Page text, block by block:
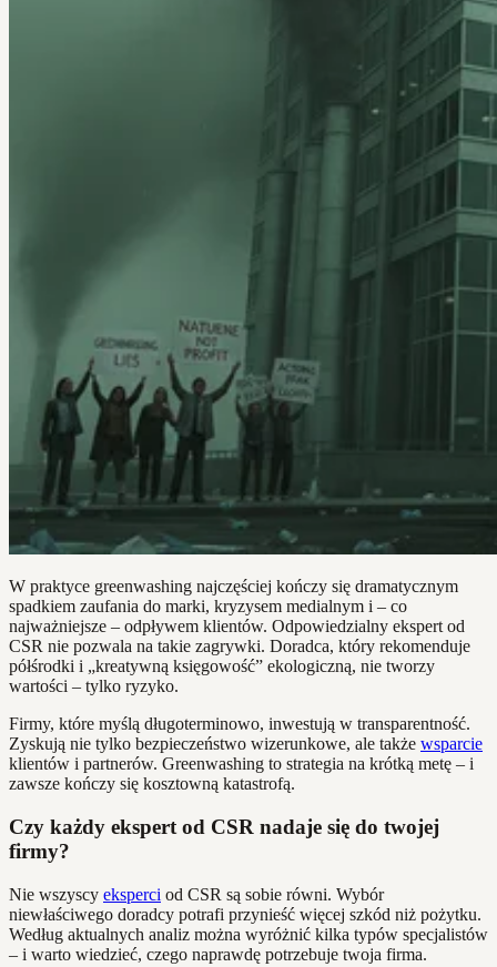
W praktyce greenwashing najczęściej kończy się dramatycznym
spadkiem zaufania do marki, kryzysem medialnym i – co
najważniejsze – odpływem klientów. Odpowiedzialny ekspert od
CSR nie pozwala na takie zagrywki. Doradca, który rekomenduje
półśrodki i „kreatywną księgowość” ekologiczną, nie tworzy
wartości – tylko ryzyko.
Firmy, które myślą długoterminowo, inwestują w transparentność.
Zyskują nie tylko bezpieczeństwo wizerunkowe, ale także wsparcie
klientów i partnerów. Greenwashing to strategia na krótką metę – i
zawsze kończy się kosztowną katastrofą.
Czy każdy ekspert od CSR nadaje się do twojej
firmy?
Nie wszyscy eksperci od CSR są sobie równi. Wybór
niewłaściwego doradcy potrafi przynieść więcej szkód niż pożytku.
Według aktualnych analiz można wyróżnić kilka typów specjalistów
– i warto wiedzieć, czego naprawdę potrzebuje twoja firma.